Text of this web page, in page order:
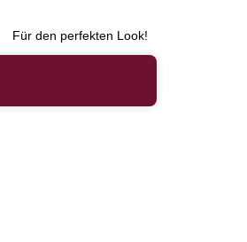
Für den perfekten Look!